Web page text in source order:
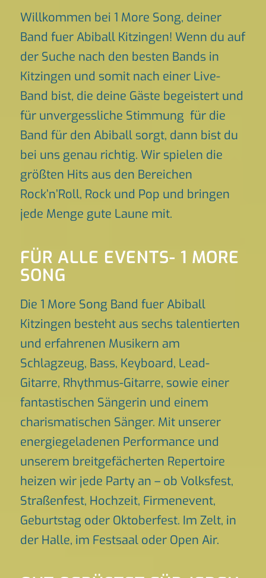
Willkommen bei 1 More Song, deiner
Band fuer Abiball Kitzingen! Wenn du auf
der Suche nach den besten Bands in
Kitzingen und somit nach einer Live-
Band bist, die deine Gäste begeistert und
für unvergessliche Stimmung für die
Band für den Abiball sorgt, dann bist du
bei uns genau richtig. Wir spielen die
größten Hits aus den Bereichen
Rock’n’Roll, Rock und Pop und bringen
jede Menge gute Laune mit.
FÜR ALLE EVENTS- 1 MORE
SONG
Die 1 More Song Band fuer Abiball
Kitzingen besteht aus sechs talentierten
und erfahrenen Musikern am
Schlagzeug, Bass, Keyboard, Lead-
Gitarre, Rhythmus-Gitarre, sowie einer
fantastischen Sängerin und einem
charismatischen Sänger. Mit unserer
energiegeladenen Performance und
unserem breitgefächerten Repertoire
heizen wir jede Party an – ob Volksfest,
Straßenfest, Hochzeit, Firmenevent,
Geburtstag oder Oktoberfest. Im Zelt, in
der Halle, im Festsaal oder Open Air.